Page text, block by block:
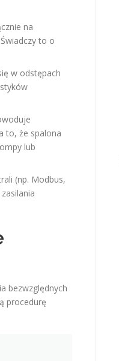
na
to o
w odstępach
to, że spalona
lub
(np. Modbus,
bezwzględnych
procedurę